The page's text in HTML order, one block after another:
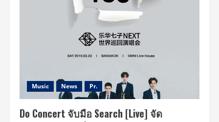
หลัง
คอนเสิร์ต
แรง
NEXT
TO
YOU
World
Concert
in
Music News Pr.
Do Concert จับมือ Search [Live] จัด